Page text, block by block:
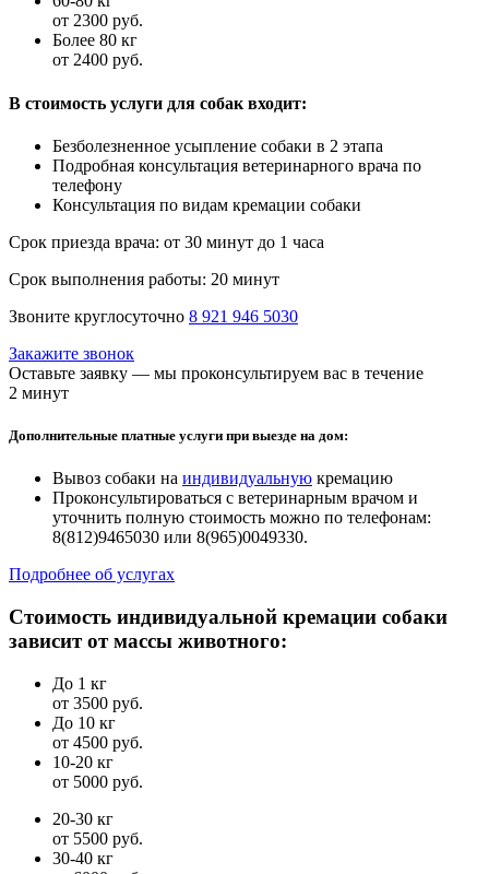
от 2300 руб.
Более 80 кг
от 2400 руб.
В стоимость услуги для собак входит:
Безболезненное усыпление собаки в 2 этапа
Подробная консультация ветеринарного врача по
телефону
Консультация по видам кремации собаки
Срок приезда врача: от 30 минут до 1 часа
Срок выполнения работы: 20 минут
Звоните круглосуточно 8 921 946 5030
Закажите звонок
Оставьте заявку — мы проконсультируем вас в течение
2 минут
Дополнительные платные услуги при выезде на дом:
Вывоз собаки на индивидуальную кремацию
Проконсультироваться с ветеринарным врачом и
уточнить полную стоимость можно по телефонам:
8(812)9465030 или 8(965)0049330.
Подробнее об услугах
Стоимость индивидуальной кремации собаки
зависит от массы животного:
До 1 кг
от 3500 руб.
До 10 кг
от 4500 руб.
10-20 кг
от 5000 руб.
20-30 кг
от 5500 руб.
30-40 кг